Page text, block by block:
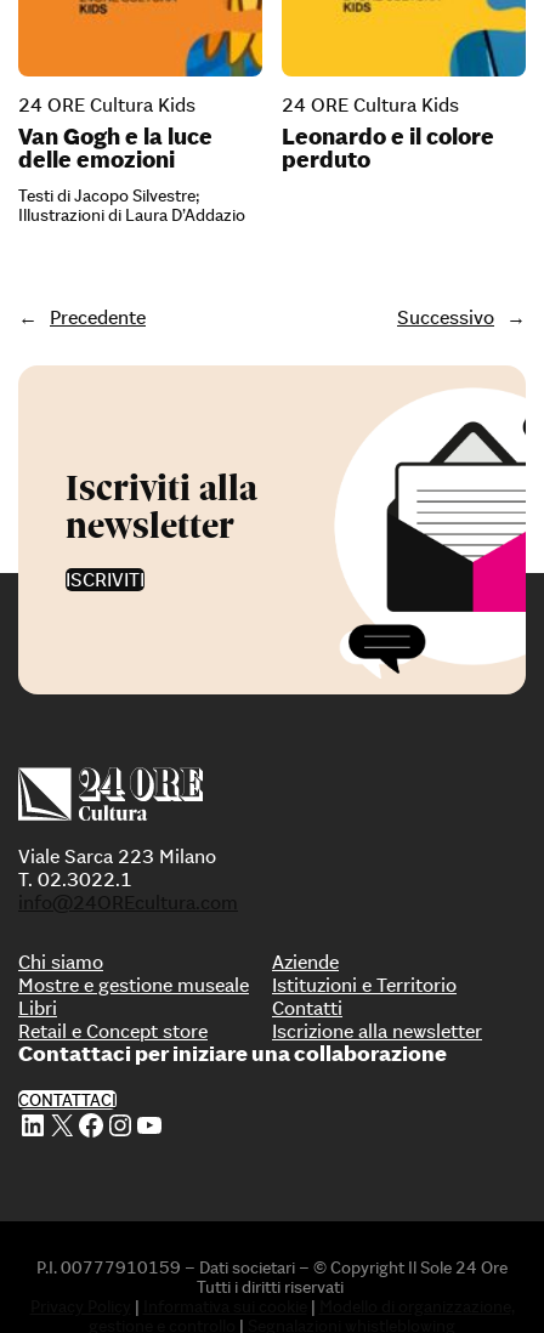
24 ORE Cultura Kids
Van Gogh e la luce
delle emozioni
Testi di Jacopo Silvestre;
Illustrazioni di Laura D’Addazio
24 ORE Cultura Kids
Leonardo e il colore
perduto
← Precedente Successivo →
Iscriviti alla
newsletter
ISCRIVITI
Viale Sarca 223 Milano
T. 02.3022.1
info@24OREcultura.com
Chi siamo
Mostre e gestione museale
Libri
Retail e Concept store
Aziende
Istituzioni e Territorio
Contatti
Iscrizione alla newsletter
Contattaci per iniziare una collaborazione
CONTATTACI
Profilo Linkedin di 24 ORE Cultura Profilo X di 24 ORE Cultura Profilo Facebook di 24 ORE Cultura Profilo Instagram di 24 ORE Cultura Profilo Youtube di 24 ORE Cultura
P.I. 00777910159 – Dati societari – © Copyright Il Sole 24 Ore
Tutti i diritti riservati
| |
|